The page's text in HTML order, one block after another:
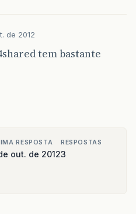
de 2012
tem bastante
RESPOSTA
out. de 2012
RESPOSTAS
3